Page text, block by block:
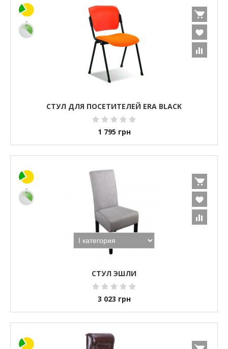
СТУЛ ДЛЯ ПОСЕТИТЕЛЕЙ ERA BLACK
1 795 грн
СТУЛ ЭШЛИ
3 023 грн